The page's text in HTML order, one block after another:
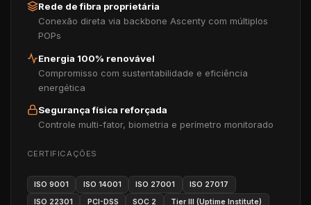
Rede de fibra proprietária
Conexão direta via backbone Ascenty com múltiplos
POPs
Energia 100% renovável
Compromisso com sustentabilidade e eficiência
energética
Segurança física reforçada
Controle multi-fator, biometria e perímetro monitorado
CERTIFICAÇÕES
ISO 9001 ISO 14001 ISO 27001
ISO 27017
ISO 22301
PCI-DSS SOC 2 Tier III (Uptime Institute)